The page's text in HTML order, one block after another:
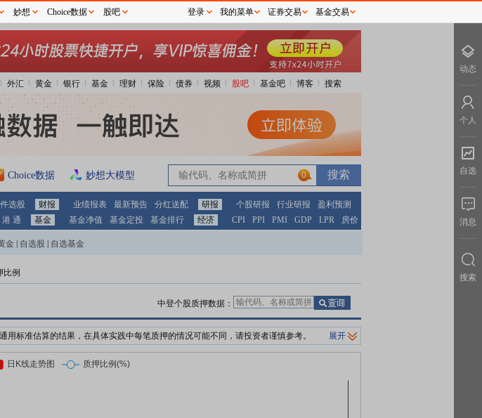
外汇 黄金 银行 基金 理财 保险 债券 视频 股吧 基金吧 博客 搜索
Choice数据 妙想大模型 0
选股 财报 业绩报表 最新预告 分红送配 研报 个股研报 行业研报
盈利预测
港 通 基金 基金净值 基金定投 基金排行 经济 CPI PPI PMI GDP LPR 房价
金 自选股 自选基金
比例
中登个股质押数据：
标准估算的结果，在具体实践中每笔质押的情况可能不同，请投资者谨慎参考。
失，对质押个股的股价设置预警价格与强制平仓价格。
展开
妙想 Choice数据 股吧 登录 我的菜单 证券交易 基金交易
动态
个人
自选
消息
搜索